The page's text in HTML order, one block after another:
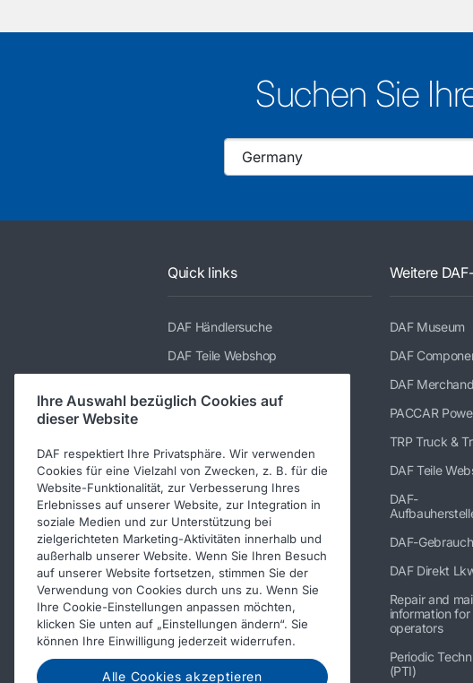
Suchen Sie
Quick links
DAF Händlersuche
DAF Teile Webshop
TRP katalog
paccarparts.com
Warranty conditions
Weitere
DAF Museum
DAF
DAF
PACCAR
TRP Truck &
DAF Teile
DAF-
DAF-
DAF Direkt
Repair and
information
operators
Periodic
(PTI)
Ihre Auswahl bezüglich Cookies auf
dieser Website
DAF respektiert Ihre Privatsphäre. Wir verwenden
Cookies für eine Vielzahl von Zwecken, z. B. für die
Website-Funktionalität, zur Verbesserung Ihres
Erlebnisses auf unserer Website, zur Integration in
soziale Medien und zur Unterstützung bei
zielgerichteten Marketing-Aktivitäten innerhalb und
außerhalb unserer Website. Wenn Sie Ihren Besuch
auf unserer Website fortsetzen, stimmen Sie der
Verwendung von Cookies durch uns zu. Wenn Sie
Ihre Cookie-Einstellungen anpassen möchten,
klicken Sie unten auf „Einstellungen ändern“. Sie
können Ihre Einwilligung jederzeit widerrufen.
Alle Cookies akzeptieren